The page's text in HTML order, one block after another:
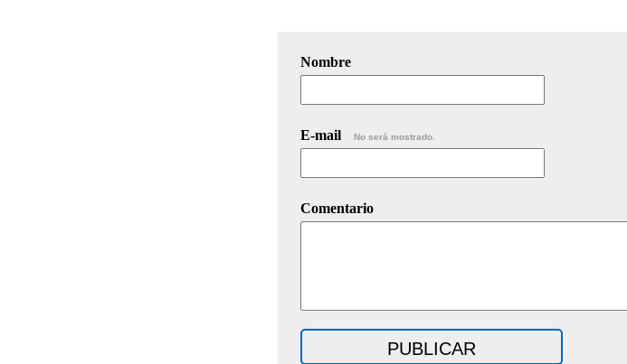
Nombre
E-mail No será mostrado.
Comentario